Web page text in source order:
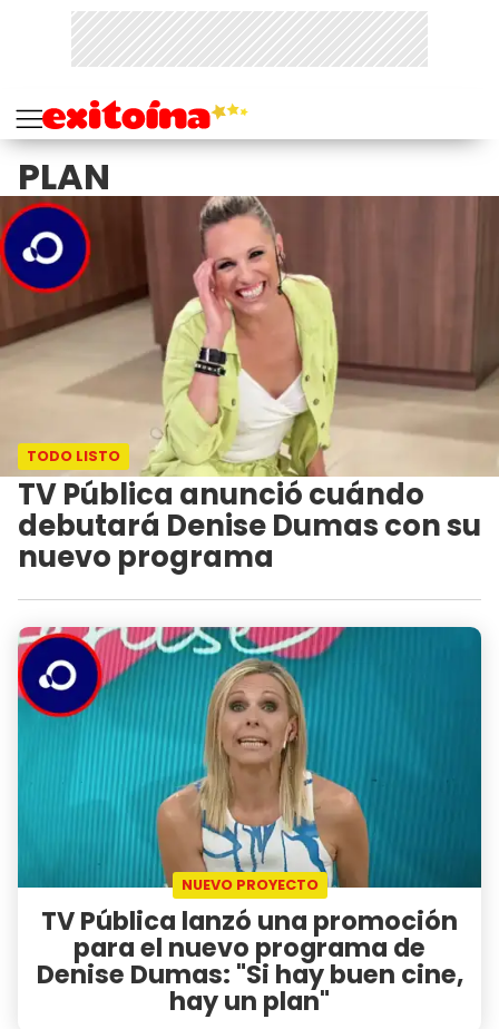
PLAN
TODO LISTO
TV Pública anunció cuándo
debutará Denise Dumas con su
nuevo programa
NUEVO PROYECTO
TV Pública lanzó una promoción
para el nuevo programa de
Denise Dumas: "Si hay buen cine,
hay un plan"